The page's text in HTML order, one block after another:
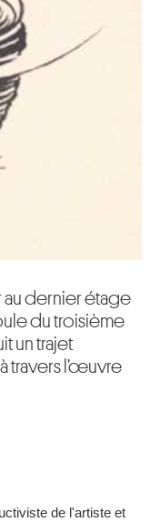
au dernier étage
du troisième
un trajet
travers l’œuvre
de l'artiste et